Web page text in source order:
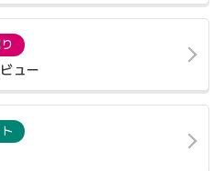
ュー